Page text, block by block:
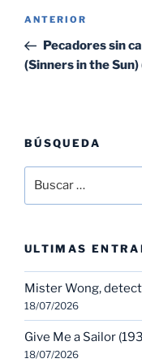
Navegación
entradas
Entrada
anterior:
ANTERIOR
Pecadores sin
(Sinners in the
BÚSQUEDA
por:
ULTIMAS
Mister Wong,
18/07/2026
Give Me a Sailor
18/07/2026